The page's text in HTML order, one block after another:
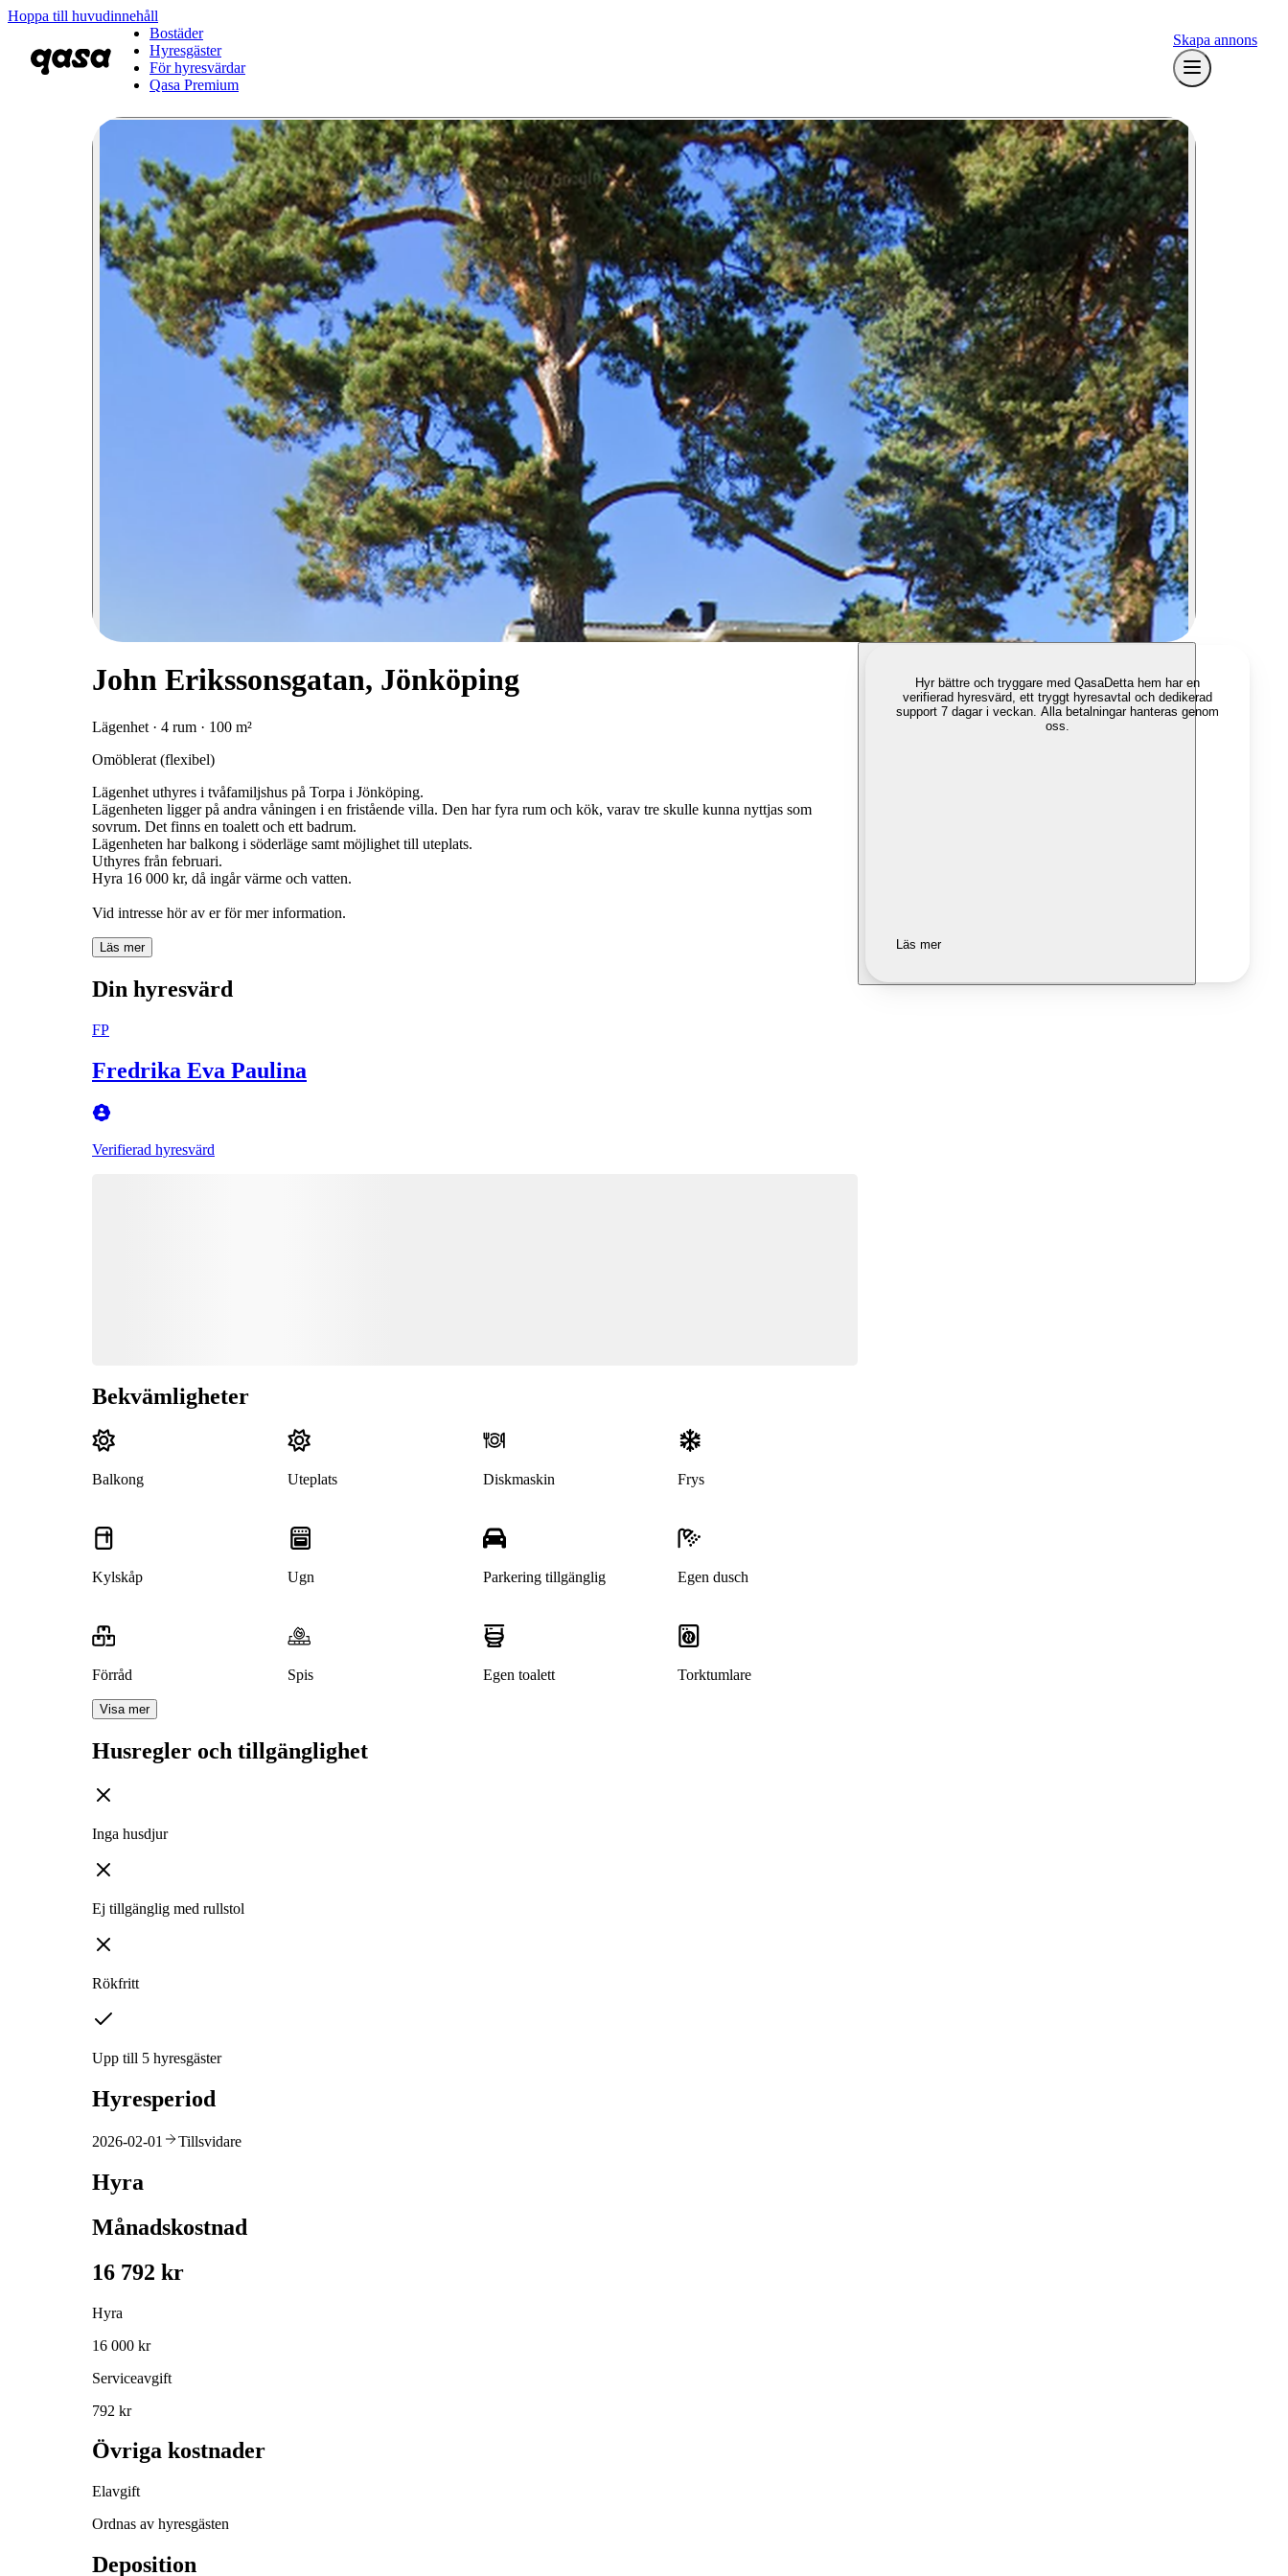
Hoppa till huvudinnehåll
Bostäder
Hyresgäster
För hyresvärdar
Qasa Premium
Skapa annons
Denna bostad är borttagen
John Erikssonsgatan, Jönköping
Lägenhet · 4 rum · 100 m²
Omöblerat (flexibel)
Lägenhet uthyres i tvåfamiljshus på Torpa i Jönköping.
Lägenheten ligger på andra våningen i en fristående villa. Den har fyra rum och kök, varav tre skulle kunna nyttjas som
sovrum. Det finns en toalett och ett badrum.
Lägenheten har balkong i söderläge samt möjlighet till uteplats.
Uthyres från februari.
Hyra 16 000 kr, då ingår värme och vatten.
Vid intresse hör av er för mer information.
Läs mer
Din hyresvärd
FP
Fredrika Eva Paulina
Verifierad hyresvärd
Bekvämligheter
Balkong Uteplats Diskmaskin Frys
Kylskåp Ugn Parkering tillgänglig Egen dusch
Förråd Spis Egen toalett Torktumlare
Visa mer
Husregler och tillgänglighet
Inga husdjur
Ej tillgänglig med rullstol
Rökfritt
Upp till 5 hyresgäster
Hyresperiod
2026-02-01 Tillsvidare
Hyra
Månadskostnad
16 792 kr
Hyra
16 000 kr
Serviceavgift
792 kr
Övriga kostnader
Elavgift
Ordnas av hyresgästen
Deposition
Hyr bättre och tryggare med QasaDetta hem har en
verifierad hyresvärd, ett tryggt hyresavtal och dedikerad
support 7 dagar i veckan. Alla betalningar hanteras genom
oss.
Läs mer